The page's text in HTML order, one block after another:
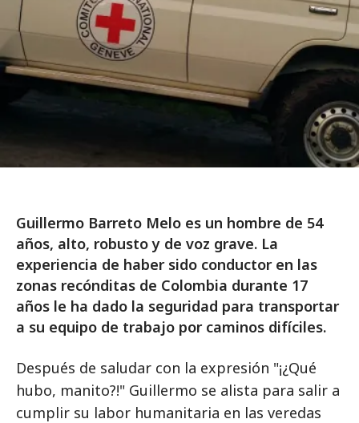
Guillermo Barreto Melo es un hombre de 54
años, alto, robusto y de voz grave. La
experiencia de haber sido conductor en las
zonas recónditas de Colombia durante 17
años le ha dado la seguridad para transportar
a su equipo de trabajo por caminos difíciles.
Después de saludar con la expresión "¡¿Qué
hubo, manito?!" Guillermo se alista para salir a
cumplir su labor humanitaria en las veredas